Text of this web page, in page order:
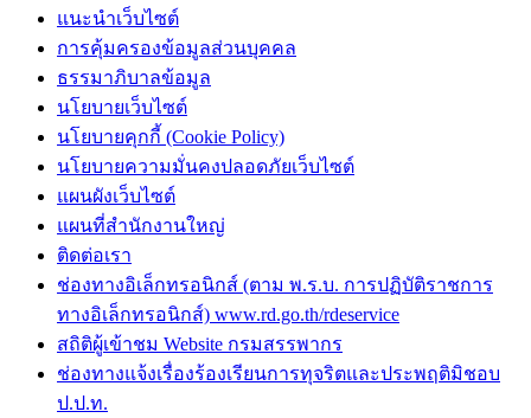
แนะนำเว็บไซต์
การคุ้มครองข้อมูลส่วนบุคคล
ธรรมาภิบาลข้อมูล
นโยบายเว็บไซต์
นโยบายคุกกี้ (Cookie Policy)
นโยบายความมั่นคงปลอดภัยเว็บไซต์
แผนผังเว็บไซต์
แผนที่สำนักงานใหญ่
ติดต่อเรา
ช่องทางอิเล็กทรอนิกส์ (ตาม พ.ร.บ. การปฏิบัติราชการ
ทางอิเล็กทรอนิกส์) www.rd.go.th/rdeservice
สถิติผู้เข้าชม Website กรมสรรพากร
ช่องทางแจ้งเรื่องร้องเรียนการทุจริตและประพฤติมิชอบ
ป.ป.ท.